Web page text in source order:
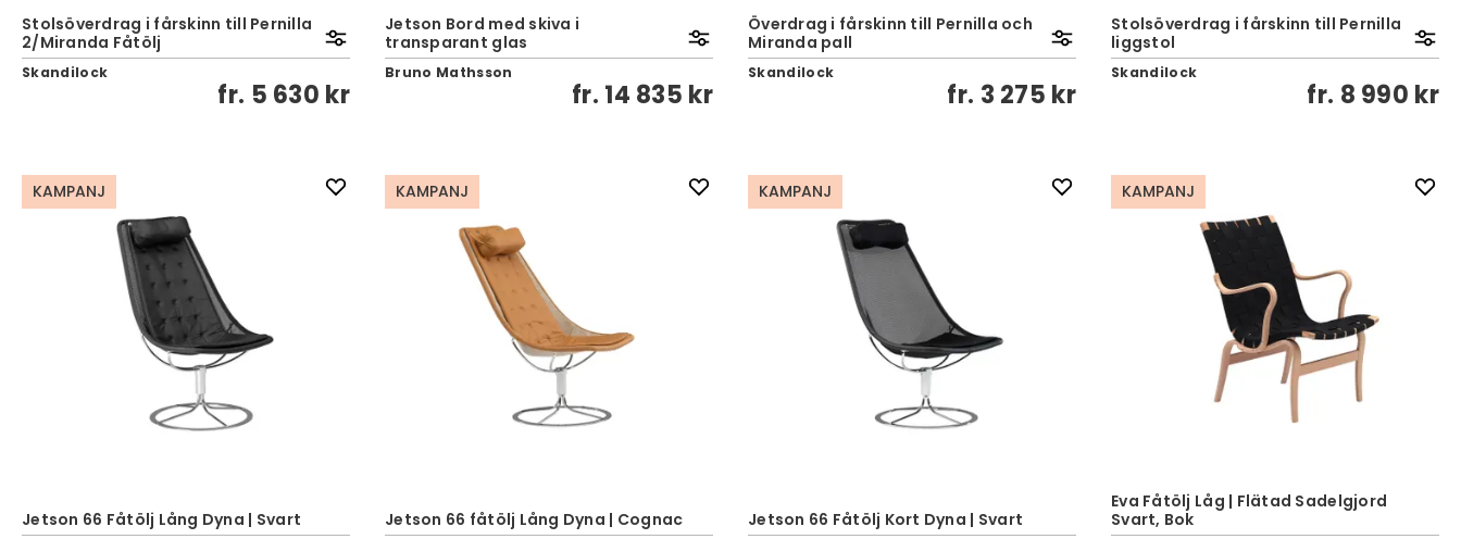
Stolsöverdrag i fårskinn till Pernilla
2/Miranda Fåtölj
Skandilock
fr. 5 630 kr
Jetson Bord med skiva i
transparant glas
Bruno Mathsson
fr. 14 835 kr
Överdrag i fårskinn till Pernilla och
Miranda pall
Skandilock
fr. 3 275 kr
Stolsöverdrag i fårskinn till Pernilla
liggstol
Skandilock
fr. 8 990 kr
KAMPANJ
Jetson 66 Fåtölj Lång Dyna | Svart
KAMPANJ
Jetson 66 fåtölj Lång Dyna | Cognac
KAMPANJ
Jetson 66 Fåtölj Kort Dyna | Svart
KAMPANJ
Eva Fåtölj Låg | Flätad Sadelgjord
Svart, Bok